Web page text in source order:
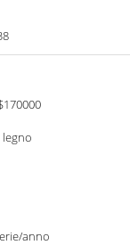
legno
anno